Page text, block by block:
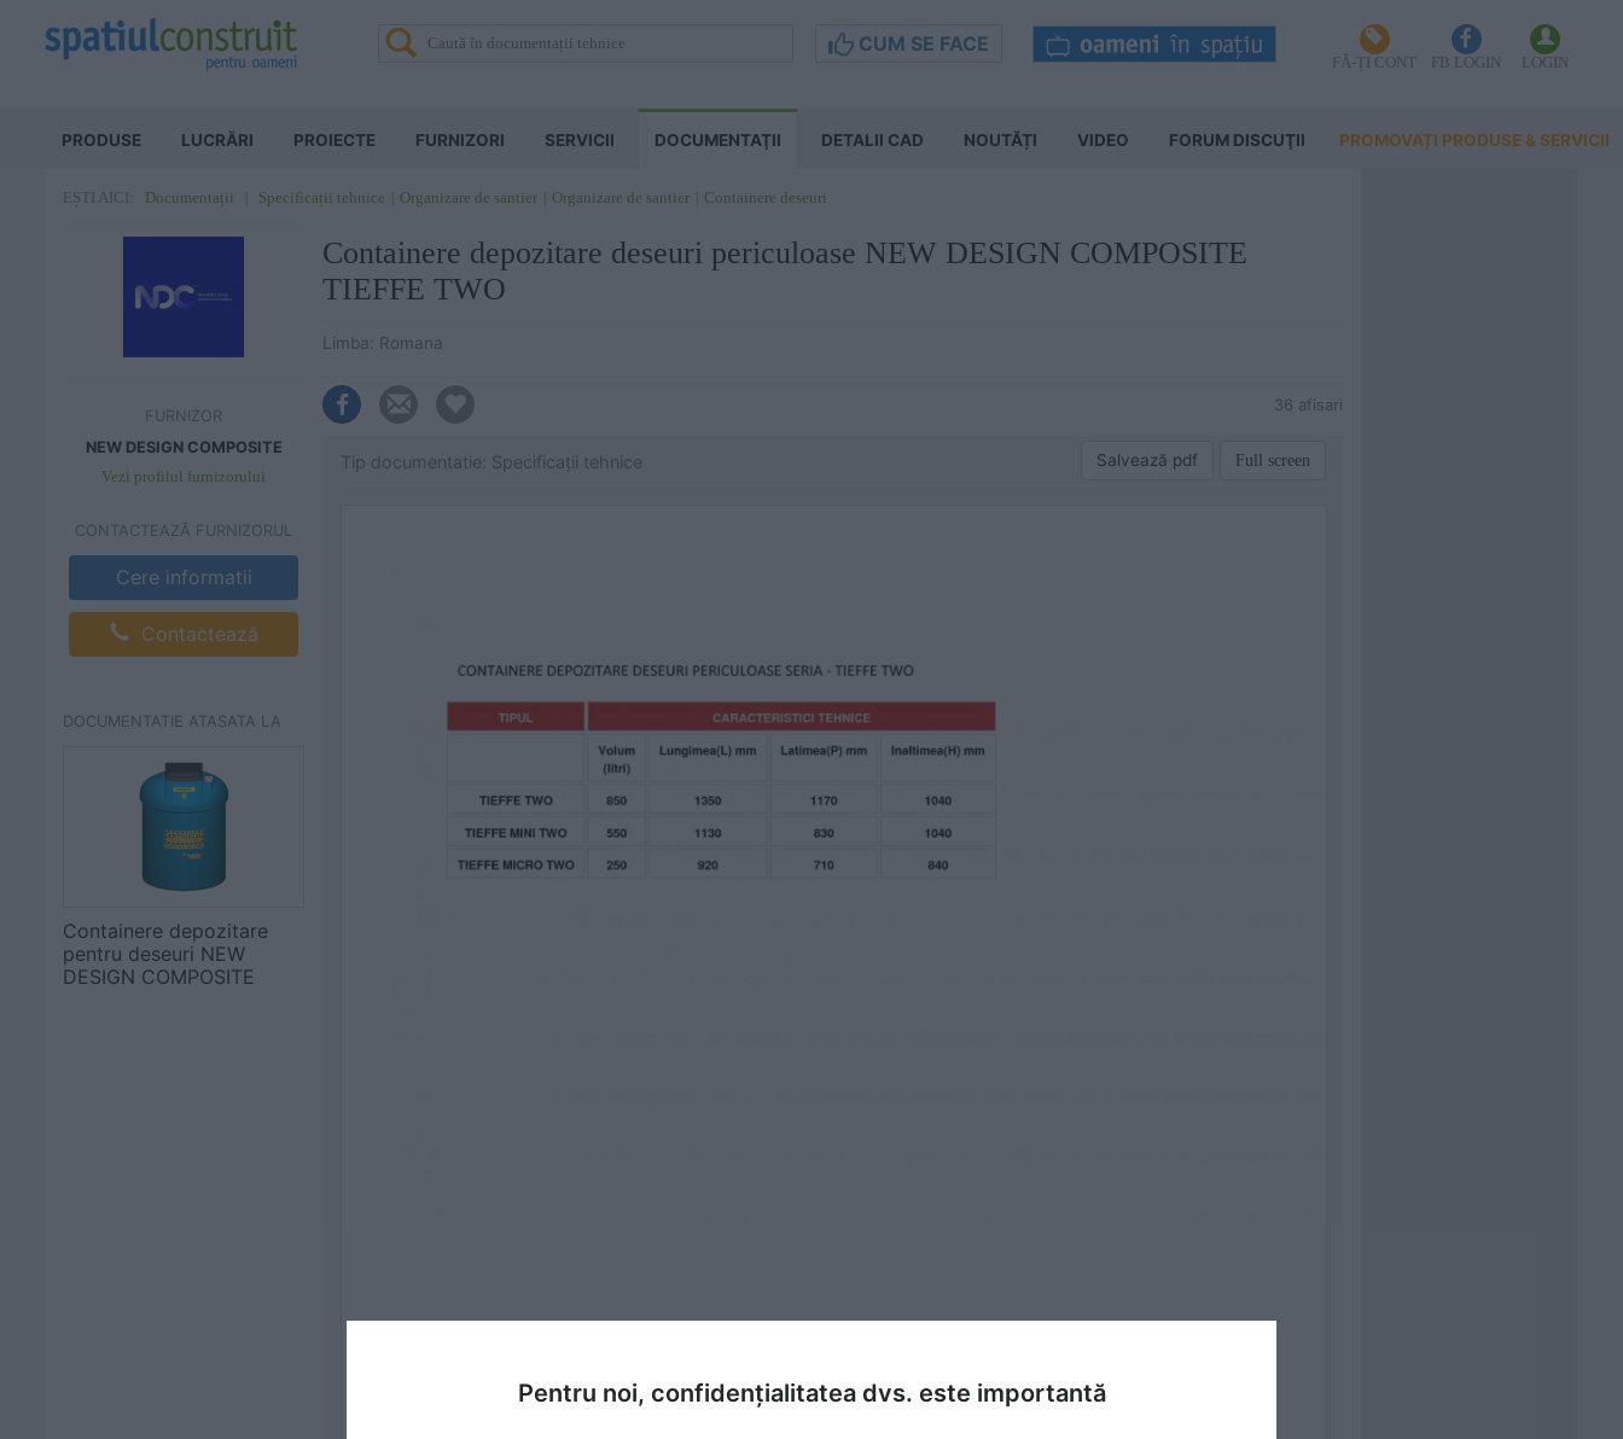
CUM SE FACE
FĂ-ȚI CONT FB LOGIN LOGIN
PRODUSE LUCRĂRI PROIECTE FURNIZORI SERVICII DOCUMENTAŢII DETALII CAD NOUTĂȚI VIDEO FORUM DISCUŢII PROMOVAȚI PRODUSE & SERVICII
EȘTI AICI: Documentații Specificații tehnice Organizare de santier Organizare de santier Containere deseuri
FURNIZOR
NEW DESIGN COMPOSITE
Vezi profilul furnizorului
CONTACTEAZĂ FURNIZORUL
Cere informatii
Contactează
DOCUMENTATIE ATASATA LA
Containere depozitare
pentru deseuri NEW
DESIGN COMPOSITE
Containere depozitare deseuri periculoase NEW DESIGN COMPOSITE
TIEFFE TWO
Limba: Romana
36 afisari
Tip documentatie: Specificații tehnice Salvează pdf Full screen
Pentru noi, confidențialitatea dvs. este importantă